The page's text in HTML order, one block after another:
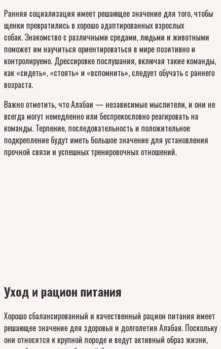
Ранняя социализация имеет решающее значение для того, чтобы
щенки превратились в хорошо адаптированных взрослых
собак. Знакомство с различными средами, людьми и животными
поможет им научиться ориентироваться в мире позитивно и
контролируемо. Дрессировке послушания, включая такие команды,
как «сидеть», «стоять» и «вспомнить», следует обучать с раннего
возраста.
Важно отметить, что Алабаи — независимые мыслители, и они не
всегда могут немедленно или беспрекословно реагировать на
команды. Терпение, последовательность и положительное
подкрепление будут иметь большое значение для установления
прочной связи и успешных тренировочных отношений.
Уход и рацион питания
Хорошо сбалансированный и качественный рацион питания имеет
решающее значение для здоровья и долголетия Алабая. Поскольку
они относятся к крупной породе и ведут активный образ жизни,